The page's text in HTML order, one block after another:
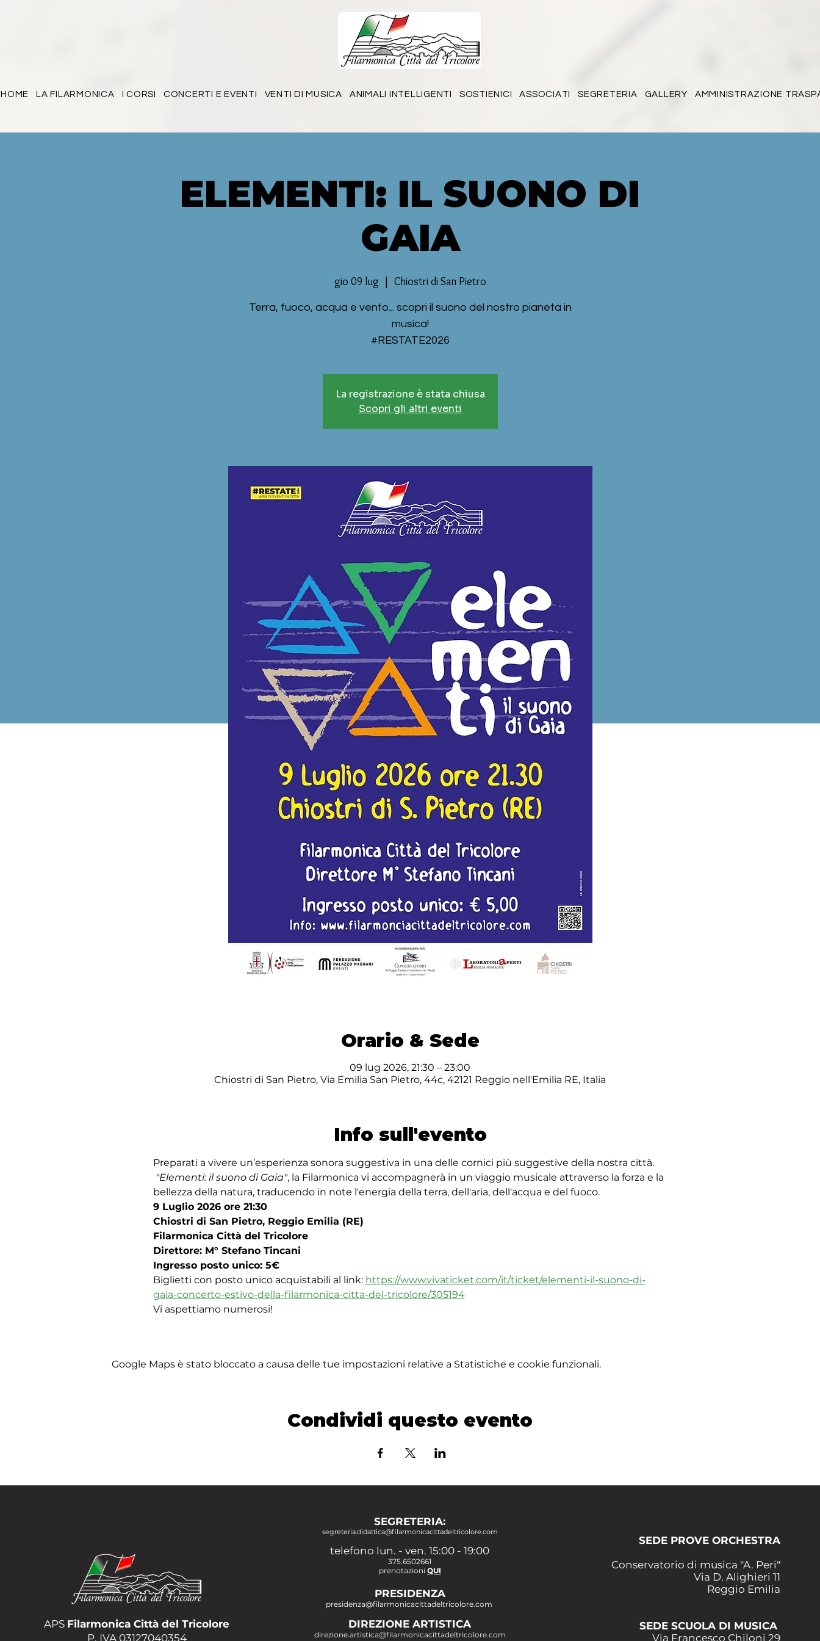
HOME LA FILARMONICA I CORSI CONCERTI E EVENTI VENTI DI MUSICA ANIMALI INTELLIGENTI SOSTIENICI ASSOCIATI SEGRETERIA GALLERY AMMINISTRAZIONE
ELEMENTI: IL SUONO DI
GAIA
gio 09 lug
  |
Chiostri di San Pietro
Terra, fuoco, acqua e vento... scopri il suono del nostro pianeta in
musica!
#RESTATE2026
La registrazione è stata chiusa
Scopri gli altri eventi
Orario & Sede
09 lug 2026, 21:30 – 23:00
Chiostri di San Pietro, Via Emilia San Pietro, 44c, 42121 Reggio nell'Emilia RE, Italia
Info sull'evento
Preparati a vivere un’esperienza sonora suggestiva in una delle cornici più suggestive della nostra città.
"Elementi: il suono di Gaia", la Filarmonica vi accompagnerà in un viaggio musicale attraverso la forza e la
bellezza della natura, traducendo in note l'energia della terra, dell'aria, dell'acqua e del fuoco.
9 Luglio 2026 ore 21:30
Chiostri di San Pietro, Reggio Emilia (RE)
Filarmonica Città del Tricolore
Direttore: M° Stefano Tincani
Ingresso posto unico: 5€
Biglietti con posto unico acquistabili al link: https://www.vivaticket.com/it/ticket/elementi-il-suono-di-
gaia-concerto-estivo-della-filarmonica-citta-del-tricolore/305194
Vi aspettiamo numerosi!
Google Maps è stato bloccato a causa delle tue impostazioni relative a Statistiche e cookie funzionali.
Condividi questo evento
APS Filarmonica Città del Tricolore
P. IVA 03127040354
SEGRETERIA:
segreteria.didattica@filarmonicacittadeltricolore.com
telefono lun. - ven. 15:00 - 19:00
375.6502661
prenotazioni QUI
PRESIDENZA
presidenza@filarmonicacittadeltricolore.com
DIREZIONE ARTISTICA
direzione.artistica@filarmonicacittadeltricolore.com
SEDE PROVE ORCHESTRA
Conservatorio di musica "A. Peri"
Via D. Alighieri 11
Reggio Emilia
SEDE SCUOLA DI MUSICA
Via Francesco Chiloni 29